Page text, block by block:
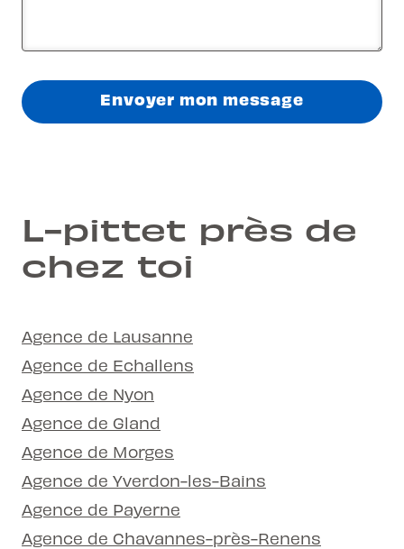
Envoyer mon message
L-pittet près de
chez toi
Agence de Lausanne
Agence de Echallens
Agence de Nyon
Agence de Gland
Agence de Morges
Agence de Yverdon-les-Bains
Agence de Payerne
Agence de Chavannes-près-Renens